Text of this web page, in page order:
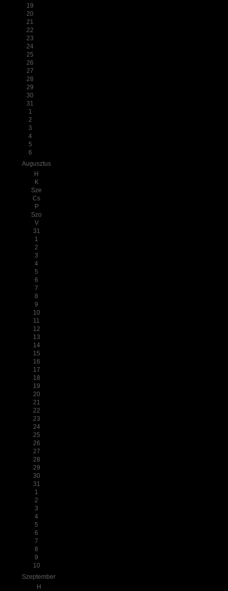
19
20
21
22
23
24
25
26
27
28
29
30
31
1
2
3
4
5
6
Augusztus
H
K
Sze
Cs
P
Szo
V
31
1
2
3
4
5
6
7
8
9
10
11
12
13
14
15
16
17
18
19
20
21
22
23
24
25
26
27
28
29
30
31
1
2
3
4
5
6
7
8
9
10
Szeptember
H